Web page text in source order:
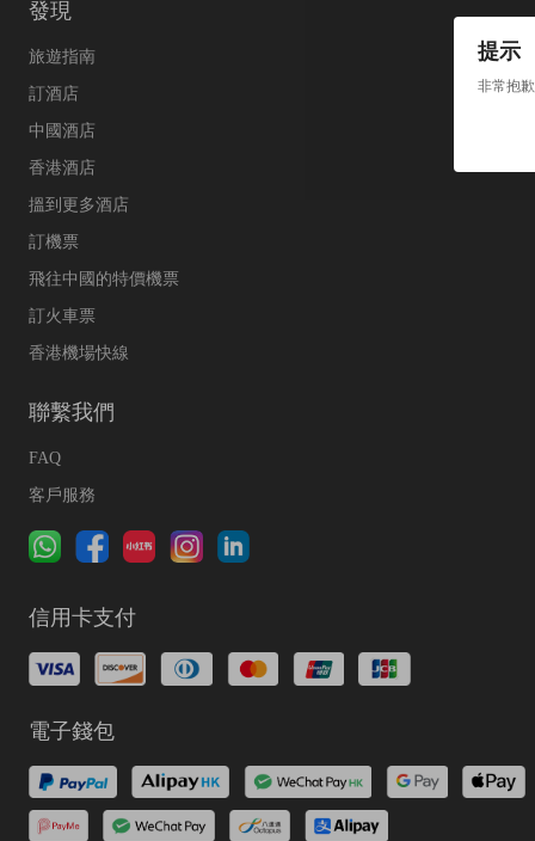
提示
非常抱
發現
旅遊指南
訂酒店
中國酒店
香港酒店
搵到更多酒店
訂機票
飛往中國的特價機票
訂火車票
香港機場快線
聯繫我們
FAQ
客戶服務
信用卡支付
電子錢包